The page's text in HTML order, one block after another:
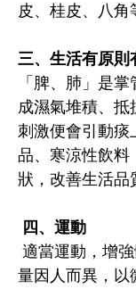
皮、桂皮、八角
三、生活有原則
「脾、肺」是
成濕氣堆積、
刺激便會引動
品、寒涼性飲
狀，改善生活品
四、運動
量因人而異，以